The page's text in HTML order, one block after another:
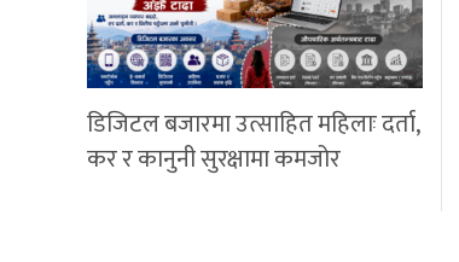
डिजिटल बजारमा उत्साहित महिलाः दर्ता,
कर र कानुनी सुरक्षामा कमजोर